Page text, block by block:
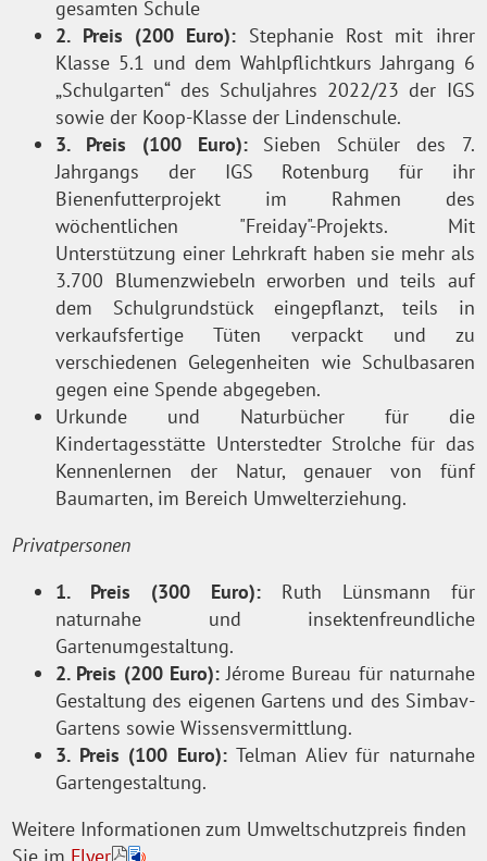
gesamten Schule
2. Preis (200 Euro): Stephanie Rost mit ihrer
Klasse 5.1 und dem Wahlpflichtkurs Jahrgang 6
„Schulgarten“ des Schuljahres 2022/23 der IGS
sowie der Koop-Klasse der Lindenschule.
3. Preis (100 Euro):Sieben Schüler des 7.
Jahrgangs der IGS Rotenburg für ihr
Bienenfutterprojekt im Rahmen des
wöchentlichen "Freiday"-Projekts. Mit
Unterstützung einer Lehrkraft haben sie mehr als
3.700 Blumenzwiebeln erworben und teils auf
dem Schulgrundstück eingepflanzt, teils in
verkaufsfertige Tüten verpackt und zu
verschiedenen Gelegenheiten wie Schulbasaren
gegen eine Spende abgegeben.
Urkunde und Naturbücher für die
Kindertagesstätte Unterstedter Strolche für das
Kennenlernen der Natur, genauer von fünf
Baumarten, im Bereich Umwelterziehung.
Privatpersonen
1. Preis (300 Euro): Ruth Lünsmann für
naturnahe und insektenfreundliche
Gartenumgestaltung.
2. Preis (200 Euro):Jérome Bureau für naturnahe
Gestaltung des eigenen Gartens und des Simbav-
Gartens sowie Wissensvermittlung.
3. Preis (100 Euro):Telman Aliev für naturnahe
Gartengestaltung.
Weitere Informationen zum Umweltschutzpreis finden
Sie im Flyer .